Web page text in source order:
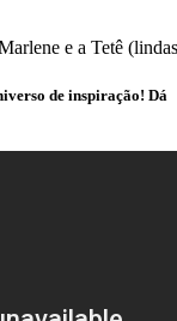
e a Tetê
de inspiração! Dá